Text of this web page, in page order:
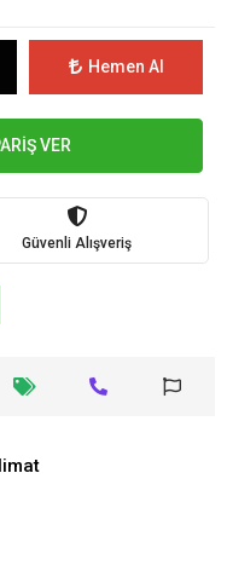
Hemen Al
VER
Güvenli Alışveriş